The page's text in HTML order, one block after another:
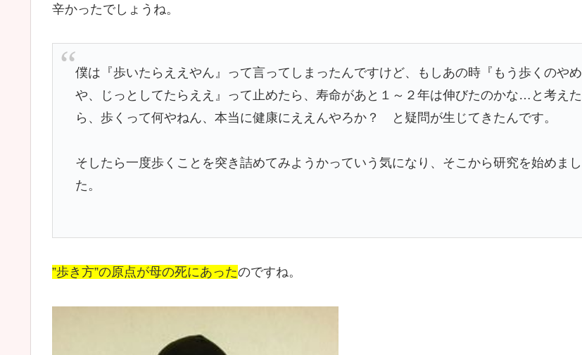
辛かったでしょうね。
僕は『歩いたらええやん』って言ってしまったんですけど、もしあの時『もう歩くのやめ
や、じっとしてたらええ』って止めたら、寿命があと１～２年は伸びたのかな…と考えた
ら、歩くって何やねん、本当に健康にええんやろか？ と疑問が生じてきたんです。
そしたら一度歩くことを突き詰めてみようかっていう気になり、そこから研究を始めまし
た。
”歩き方”の原点が母の死にあったのですね。